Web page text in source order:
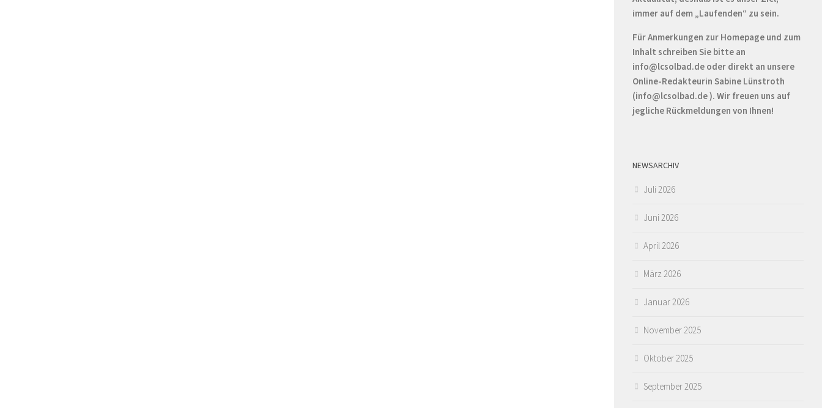
immer auf dem „Laufenden“ zu sein.
Für Anmerkungen zur Homepage und zum
Inhalt schreiben Sie bitte an
info@lcsolbad.de oder direkt an unsere
Online-Redakteurin Sabine Lünstroth
(info@lcsolbad.de ). Wir freuen uns auf
jegliche Rückmeldungen von Ihnen!
NEWSARCHIV
Juli 2026
Juni 2026
April 2026
März 2026
Januar 2026
November 2025
Oktober 2025
September 2025